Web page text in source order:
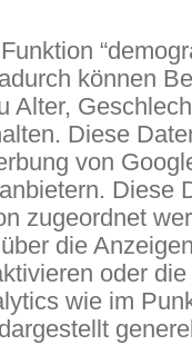
können
Alter,
Diese
von
Diese
zugeordnet
die
oder
wie im